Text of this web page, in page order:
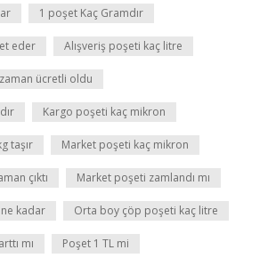
1 poşet Kaç Gramdır
eder Alışveriş poşeti kaç litre
ücretli oldu
Kargo poşeti kaç mikron
taşır Market poşeti kaç mikron
çıktı Market poşeti zamlandı mı
kadar Orta boy çöp poşeti kaç litre
mı Poşet 1 TL mi